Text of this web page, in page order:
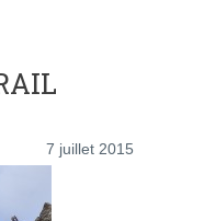
7 juillet 2015